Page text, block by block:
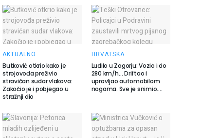
AKTUALNO
Butković otkrio kako je
strojovođa preživio
stravičan sudar vlakova:
Zakočio je i pobjegao u
stražnji dio
HRVATSKA
Ludilo u Zagorju: Vozio i do
280 km/h… Driftao i
upravljao automobilom
nogama. Sve je snimio….